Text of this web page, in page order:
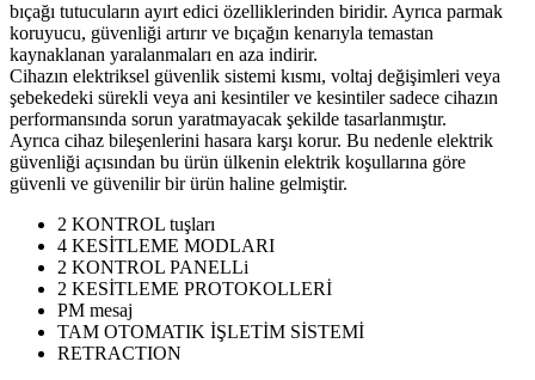
bıçağı tutucuların ayırt edici özelliklerinden biridir. Ayrıca parmak
koruyucu, güvenliği artırır ve bıçağın kenarıyla temastan
kaynaklanan yaralanmaları en aza indirir.
Cihazın elektriksel güvenlik sistemi kısmı, voltaj değişimleri veya
şebekedeki sürekli veya ani kesintiler ve kesintiler sadece cihazın
performansında sorun yaratmayacak şekilde tasarlanmıştır.
Ayrıca cihaz bileşenlerini hasara karşı korur. Bu nedenle elektrik
güvenliği açısından bu ürün ülkenin elektrik koşullarına göre
güvenli ve güvenilir bir ürün haline gelmiştir.
2 KONTROL tuşları
4 KESİTLEME MODLARI
2 KONTROL PANELLi
2 KESİTLEME PROTOKOLLERİ
PM mesaj
TAM OTOMATIK İŞLETİM SİSTEMİ
RETRACTION